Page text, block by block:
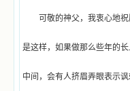
可敬的神父，我衷心地
是这样，如果做那么些年的
中间，会有人挤眉弄眼表示